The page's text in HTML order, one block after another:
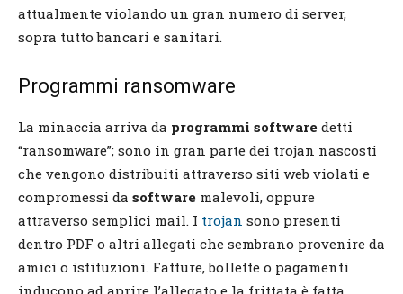
attualmente violando un gran numero di server,
sopra tutto bancari e sanitari.
Programmi ransomware
La minaccia arriva da programmi software detti
“ransomware”; sono in gran parte dei trojan nascosti
che vengono distribuiti attraverso siti web violati e
compromessi da software malevoli, oppure
attraverso semplici mail. I trojan sono presenti
dentro PDF o altri allegati che sembrano provenire da
amici o istituzioni. Fatture, bollette o pagamenti
inducono ad aprire l’allegato e la frittata è fatta.